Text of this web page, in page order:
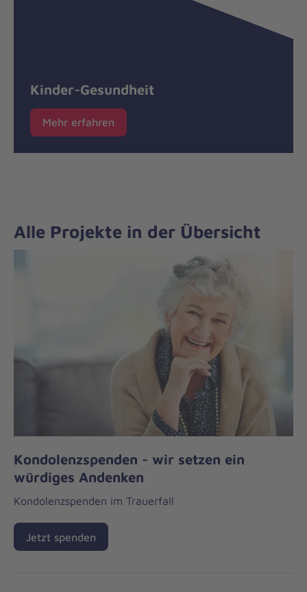
Kinder-Gesundheit
Mehr erfahren
Alle Projekte in der Übersicht
Kondolenzspenden - wir setzen ein
würdiges Andenken
Kondolenzspenden im Trauerfall
Jetzt spenden